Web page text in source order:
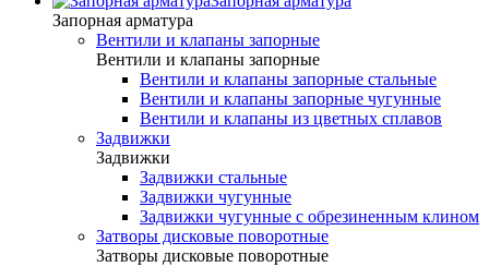
Запорная арматура
Вентили и клапаны запорные
Вентили и клапаны запорные
Вентили и клапаны запорные стальные
Вентили и клапаны запорные чугунные
Вентили и клапаны из цветных сплавов
Задвижки
Задвижки
Задвижки стальные
Задвижки чугунные
Задвижки чугунные с обрезиненным клином
Затворы дисковые поворотные
Затворы дисковые поворотные